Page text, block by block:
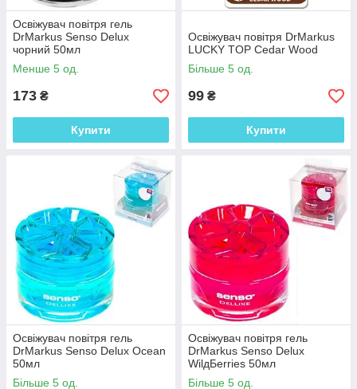
Освіжувач повітря гель
DrMarkus Senso Delux
чорний 50мл
Менше 5 од.
173 ₴
Купити
Освіжувач повітря DrMarkus
LUCKY TOP Cedar Wood
Більше 5 од.
99 ₴
Купити
Освіжувач повітря гель
DrMarkus Senso Delux Ocean
50мл
Більше 5 од.
Освіжувач повітря гель
DrMarkus Senso Delux
WilдБerries 50мл
Більше 5 од.